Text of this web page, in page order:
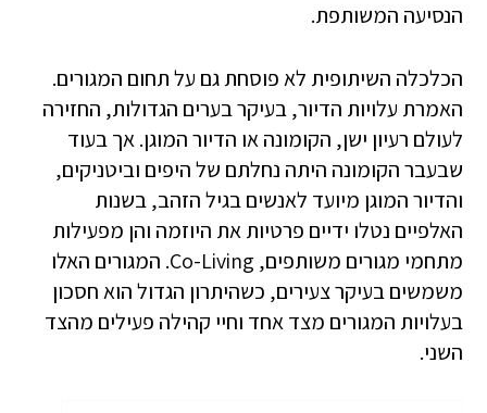
הנסיעה המשותפת.
הכלכלה השיתופית לא פוסחת גם על תחום המגורים.
האמרת עלויות הדיור, בעיקר בערים הגדולות, החזירה
לעולם רעיון ישן, הקומונה או הדיור המוגן. אך בעוד
שבעבר הקומונה היתה נחלתם של היפים וביטניקים,
והדיור המוגן מיועד לאנשים בגיל הזהב, בשנות
האלפיים נטלו ידיים פרטיות את היוזמה והן מפעילות
מתחמי מגורים משותפים, Co-Living. המגורים האלו
משמשים בעיקר צעירים, כשהיתרון הגדול הוא חסכון
בעלויות המגורים מצד אחד וחיי קהילה פעילים מהצד
השני.